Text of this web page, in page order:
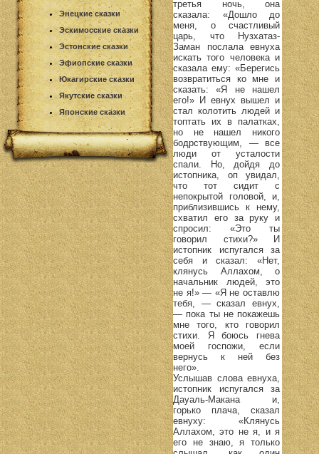
Энецкие сказки
Эскимосские сказки
Эстонские сказки
Эфиопские сказки
Юкагирские сказки
Якутские сказки
Японские сказки
третья ночь, она
сказала: «Дошло до
меня, о счастливый
царь, что Нузхатаз-
Заман послала евнуха
искать того человека и
сказала ему: «Берегись
возвратиться ко мне и
сказать: «Я не нашел
его!» И евнух вышел и
стал колотить людей и
топтать их в палатках,
но не нашел никого
бодрствующим, — все
люди от усталости
спали. Но, дойдя до
истопника, оп увидал,
что тот сидит с
непокрытой головой, и,
приблизившись к нему,
схватил его за руку и
спросил: «Это ты
говорил стихи?» И
истопник испугался за
себя и сказал: «Нет,
клянусь Аллахом, о
начальник людей, это
не я!» — «Я не оставлю
тебя, — сказал евнух,
— пока ты не покажешь
мне того, кто говорил
стихи. Я боюсь гнева
моей госпожи, если
вернусь к ней без
него».
Услышав слова евнуха,
истопник испугался за
Дауаль-Макана и,
горько плача, сказал
евнуху: «Клянусь
Аллахом, это не я, и я
его не знаю, я только